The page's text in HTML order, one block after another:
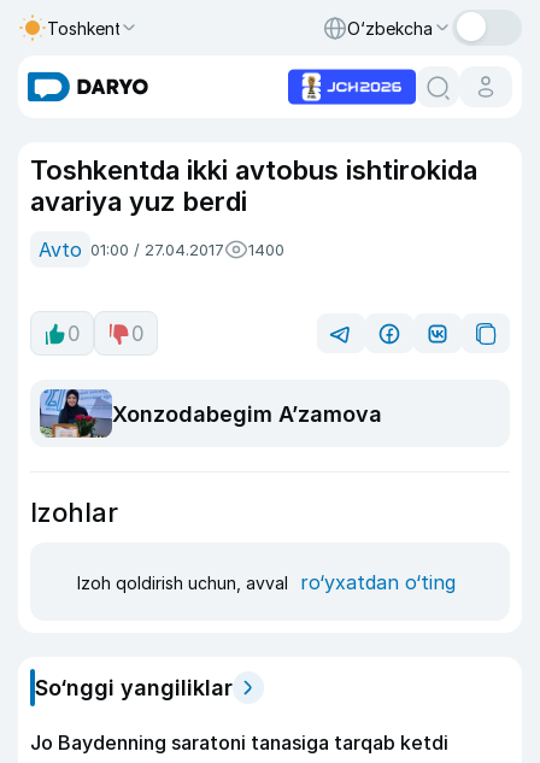
Toshkent O‘zbekcha
Toshkentda ikki avtobus ishtirokida
avariya yuz berdi
Avto 01:00 / 27.04.2017 1400
0 0
Xonzodabegim A’zamova
Izohlar
Izoh qoldirish uchun, avval ro‘yxatdan o‘ting
So‘nggi yangiliklar
Jo Baydenning saratoni tanasiga tarqab ketdi